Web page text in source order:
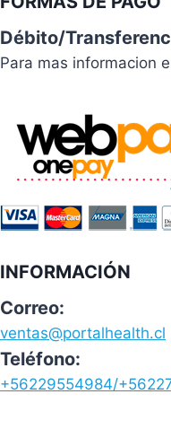
Débito/
Para mas informacion
INFORMACIÓN
Correo:
ventas@portalhealth.cl
Teléfono:
+56229554984/